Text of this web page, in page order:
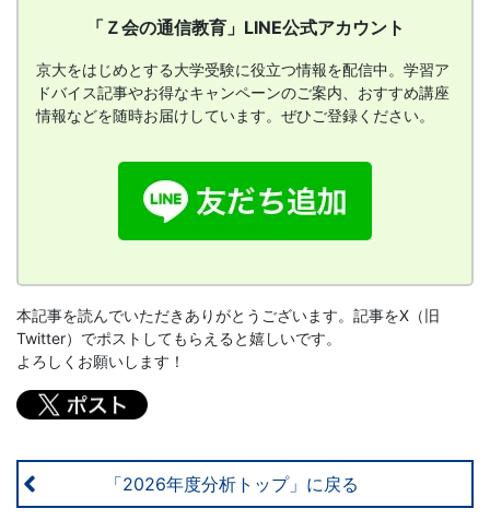
育」
LINE
「Ｚ会の通信教育」LINE公式アカウント
京大をはじめとする大学受験に役立つ情報を配信中。学習ア
ドバイス記事やお得なキャンペーンのご案内、おすすめ講座
情報などを随時お届けしています。ぜひご登録ください。
本記事を読んでいただきありがとうございます。記事をX（旧
Twitter）でポストしてもらえると嬉しいです。
よろしくお願いします！
「2026年度分析トップ」に戻る